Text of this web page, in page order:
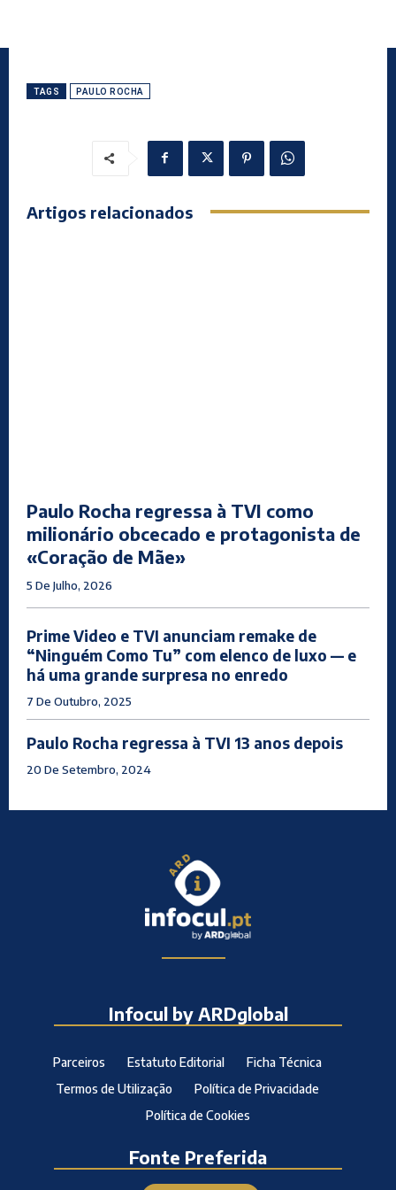
TAGS PAULO ROCHA
Artigos relacionados
Paulo Rocha regressa à TVI como
milionário obcecado e protagonista de
«Coração de Mãe»
5 De Julho, 2026
Prime Video e TVI anunciam remake de
“Ninguém Como Tu” com elenco de luxo — e
há uma grande surpresa no enredo
7 De Outubro, 2025
Paulo Rocha regressa à TVI 13 anos depois
20 De Setembro, 2024
Infocul by ARDglobal
Parceiros Estatuto Editorial
Ficha Técnica
Termos de Utilização
Política de Privacidade
Política de Cookies
Fonte Preferida